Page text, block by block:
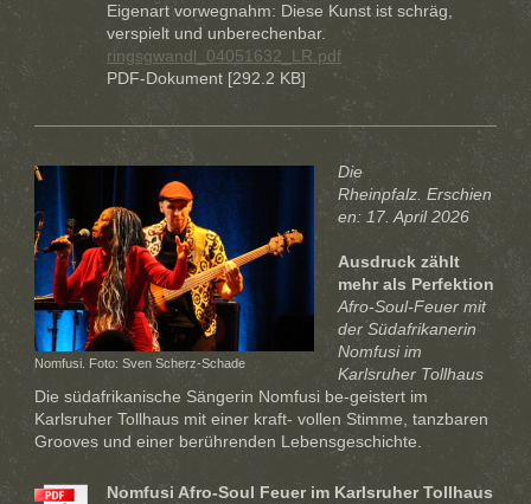
Eigenart vorwegnahm: Diese Kunst ist schräg,
verspielt und unberechenbar.
ringsgwandl_04051632_LR.pdf
PDF-Dokument [292.2 KB]
Nomfusi. Foto: Sven Scherz-Schade
Die
Rheinpfalz. Erschien
en: 17. April 2026
Ausdruck zählt
mehr als Perfektion
Afro-Soul-Feuer mit
der Südafrikanerin
Nomfusi im
Karlsruher Tollhaus
Die südafrikanische Sängerin Nomfusi be-geistert im
Karlsruher Tollhaus mit einer kraft- vollen Stimme, tanzbaren
Grooves und einer berührenden Lebensgeschichte.
Nomfusi Afro-Soul Feuer im Karlsruher Tollhaus